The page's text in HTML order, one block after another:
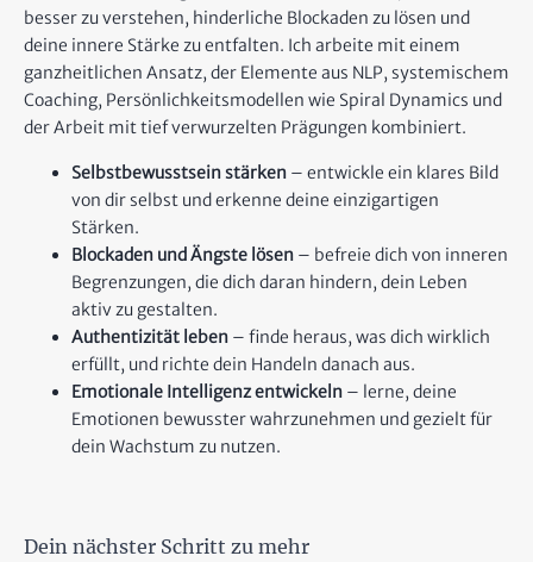
besser zu verstehen, hinderliche Blockaden zu lösen und
deine innere Stärke zu entfalten. Ich arbeite mit einem
ganzheitlichen Ansatz, der Elemente aus NLP, systemischem
Coaching, Persönlichkeitsmodellen wie Spiral Dynamics und
der Arbeit mit tief verwurzelten Prägungen kombiniert.
Selbstbewusstsein stärken – entwickle ein klares Bild
von dir selbst und erkenne deine einzigartigen
Stärken.
Blockaden und Ängste lösen – befreie dich von inneren
Begrenzungen, die dich daran hindern, dein Leben
aktiv zu gestalten.
Authentizität leben – finde heraus, was dich wirklich
erfüllt, und richte dein Handeln danach aus.
Emotionale Intelligenz entwickeln – lerne, deine
Emotionen bewusster wahrzunehmen und gezielt für
dein Wachstum zu nutzen.
Dein nächster Schritt zu mehr